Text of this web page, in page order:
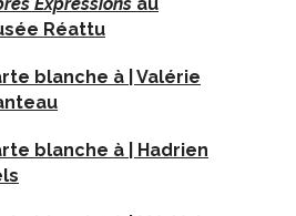
Expressions au
Réattu
blanche à | Valérie
blanche à | Hadrien